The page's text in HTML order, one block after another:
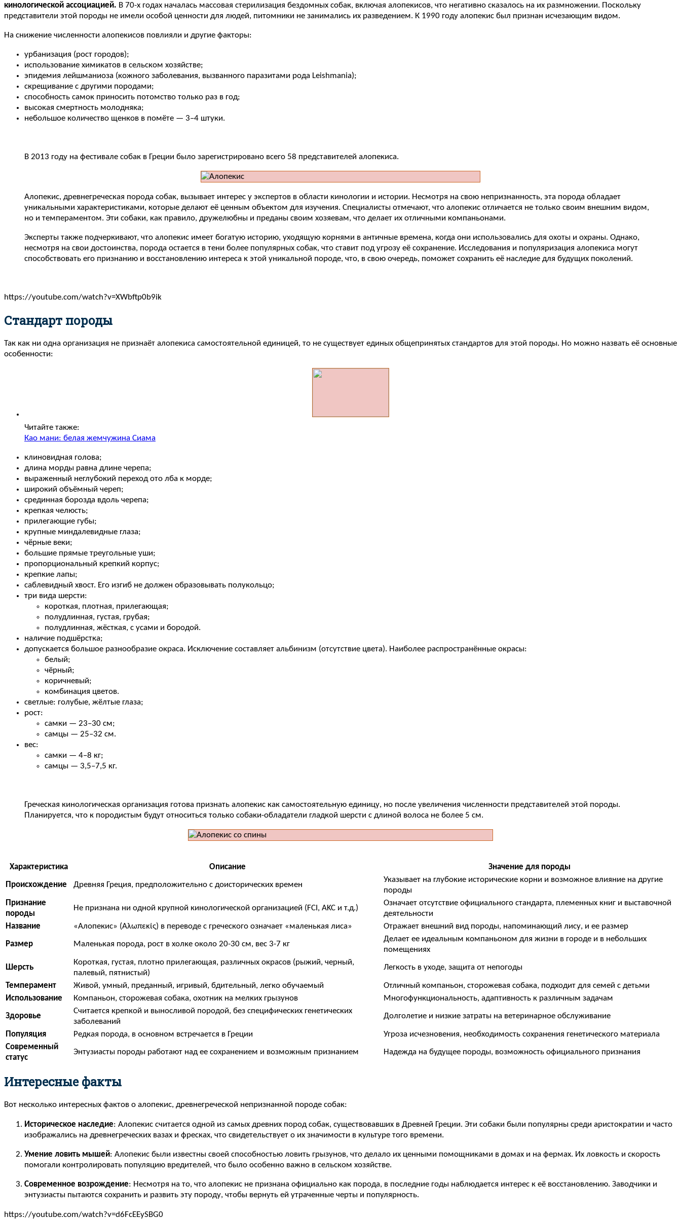
кинологической ассоциацией. В 70-х годах началась массовая стерилизация бездомных собак, включая алопекисов, что негативно сказалось на их размножении. Поскольку
представители этой породы не имели особой ценности для людей, питомники не занимались их разведением. К 1990 году алопекис был признан исчезающим видом.
На снижение численности алопекисов повлияли и другие факторы:
урбанизация (рост городов);
использование химикатов в сельском хозяйстве;
эпидемия лейшманиоза (кожного заболевания, вызванного паразитами рода Leishmania);
скрещивание с другими породами;
способность самок приносить потомство только раз в год;
высокая смертность молодняка;
небольшое количество щенков в помёте — 3–4 штуки.
В 2013 году на фестивале собак в Греции было зарегистрировано всего 58 представителей алопекиса.
Алопекис, древнегреческая порода собак, вызывает интерес у экспертов в области кинологии и истории. Несмотря на свою непризнанность, эта порода обладает
уникальными характеристиками, которые делают её ценным объектом для изучения. Специалисты отмечают, что алопекис отличается не только своим внешним видом,
но и темпераментом. Эти собаки, как правило, дружелюбны и преданы своим хозяевам, что делает их отличными компаньонами.
Эксперты также подчеркивают, что алопекис имеет богатую историю, уходящую корнями в античные времена, когда они использовались для охоты и охраны. Однако,
несмотря на свои достоинства, порода остается в тени более популярных собак, что ставит под угрозу её сохранение. Исследования и популяризация алопекиса могут
способствовать его признанию и восстановлению интереса к этой уникальной породе, что, в свою очередь, поможет сохранить её наследие для будущих поколений.
https://youtube.com/watch?v=XWbftp0b9ik
Стандарт породы
Так как ни одна организация не признаёт алопекиса самостоятельной единицей, то не существует единых общепринятых стандартов для этой породы. Но можно назвать её основные
особенности:
Читайте также:
Као мани: белая жемчужина Сиама
клиновидная голова;
длина морды равна длине черепа;
выраженный неглубокий переход ото лба к морде;
широкий объёмный череп;
срединная борозда вдоль черепа;
крепкая челюсть;
прилегающие губы;
крупные миндалевидные глаза;
чёрные веки;
большие прямые треугольные уши;
пропорциональный крепкий корпус;
крепкие лапы;
саблевидный хвост. Его изгиб не должен образовывать полукольцо;
три вида шерсти:
короткая, плотная, прилегающая;
полудлинная, густая, грубая;
полудлинная, жёсткая, с усами и бородой.
наличие подшёрстка;
допускается большое разнообразие окраса. Исключение составляет альбинизм (отсутствие цвета). Наиболее распространённые окрасы:
белый;
чёрный;
коричневый;
комбинация цветов.
светлые: голубые, жёлтые глаза;
рост:
самки — 23–30 см;
самцы — 25–32 см.
вес:
самки — 4–8 кг;
самцы — 3,5–7,5 кг.
Греческая кинологическая организация готова признать алопекис как самостоятельную единицу, но после увеличения численности представителей этой породы.
Планируется, что к породистым будут относиться только собаки-обладатели гладкой шерсти с длиной волоса не более 5 см.
Характеристика Описание Значение для породы
Происхождение Древняя Греция, предположительно с доисторических времен
Указывает на глубокие исторические корни и возможное влияние на другие
породы
Признание
породы
Не признана ни одной крупной кинологической организацией (FCI, AKC и т.д.)
Означает отсутствие официального стандарта, племенных книг и выставочной
деятельности
Название
«Алопекис» (Αλωπεκίς) в переводе с греческого означает «маленькая лиса» Отражает внешний вид породы, напоминающий лису, и ее размер
Размер Маленькая порода, рост в холке около 20-30 см, вес 3-7 кг
Делает ее идеальным компаньоном для жизни в городе и в небольших
помещениях
Шерсть
Короткая, густая, плотно прилегающая, различных окрасов (рыжий, черный,
палевый, пятнистый)
Легкость в уходе, защита от непогоды
Темперамент Живой, умный, преданный, игривый, бдительный, легко обучаемый
Отличный компаньон, сторожевая собака, подходит для семей с детьми
Использование
Компаньон, сторожевая собака, охотник на мелких грызунов Многофункциональность, адаптивность к различным задачам
Здоровье
Считается крепкой и выносливой породой, без специфических генетических
заболеваний
Долголетие и низкие затраты на ветеринарное обслуживание
Популяция Редкая порода, в основном встречается в Греции
Угроза исчезновения, необходимость сохранения генетического материала
Современный
статус
Энтузиасты породы работают над ее сохранением и возможным признанием Надежда на будущее породы, возможность официального признания
Интересные факты
Вот несколько интересных фактов о алопекис, древнегреческой непризнанной породе собак:
Историческое наследие: Алопекис считается одной из самых древних пород собак, существовавших в Древней Греции. Эти собаки были популярны среди аристократии и часто
изображались на древнегреческих вазах и фресках, что свидетельствует о их значимости в культуре того времени.
Умение ловить мышей: Алопекис были известны своей способностью ловить грызунов, что делало их ценными помощниками в домах и на фермах. Их ловкость и скорость
помогали контролировать популяцию вредителей, что было особенно важно в сельском хозяйстве.
Современное возрождение: Несмотря на то, что алопекис не признана официально как порода, в последние годы наблюдается интерес к её восстановлению. Заводчики и
энтузиасты пытаются сохранить и развить эту породу, чтобы вернуть ей утраченные черты и популярность.
https://youtube.com/watch?v=d6FcEEySBG0